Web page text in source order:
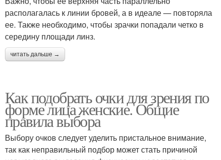
располагалась к линии бровей, а в идеале — повторяла
ее. Также необходимо, чтобы зрачки попадали четко в
середину площади линз.
читать дальше →
Как подобрать очки для зрения по
форме лица женские. Общие
правила выбора
Выбору очков следует уделить пристальное внимание,
так как неправильный подбор может стать причиной